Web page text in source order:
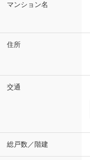
マンション名
住所
交通
総戸数／階建